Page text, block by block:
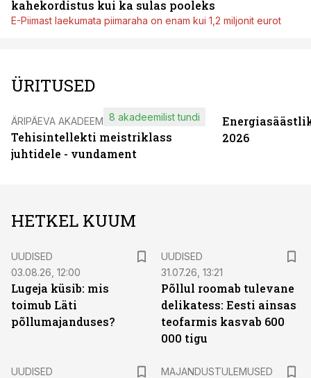
kahekordistus kui ka sulas pooleks
E-Piimast laekumata piimaraha on enam kui 1,2 miljonit eurot
ÜRITUSED
ÄRIPÄEVA AKADEEMIA
Tehisintellekti meistriklass
juhtidele - vundament
8 akadeemilist tundi
2026
HETKEL KUUM
UUDISED
03.08.26, 12:00
Lugeja küsib: mis
toimub Läti
põllumajanduses?
UUDISED
31.07.26, 13:21
Põllul roomab tulevane
delikatess: Eesti ainsas
teofarmis kasvab 600
000 tigu
UUDISED
MAJANDUSTULEMUSED